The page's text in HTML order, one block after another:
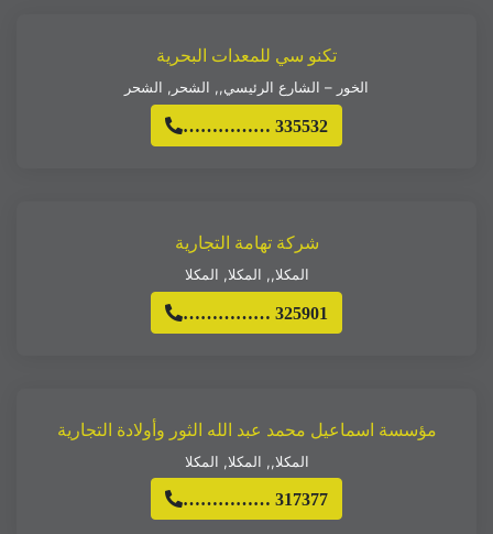
تكنو سي للمعدات البحرية
الخور – الشارع الرئيسي,, الشحر , الشحر
…………… 335532
شركة تهامة التجارية
المكلا,, المكلا, المكلا
…………… 325901
مؤسسة اسماعيل محمد عبد الله الثور وأولادة التجارية
المكلا,, المكلا, المكلا
…………… 317377